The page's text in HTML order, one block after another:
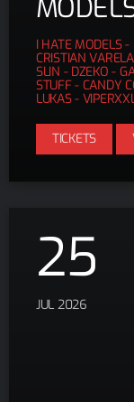
LUKAS
FRANK
PEPO +
SLIN
I HATE MODELS
CRISTIAN
SLIN - DZEKO -
STUFF - CANDY
LUKAS -
TICKETS
25
JUL 2026